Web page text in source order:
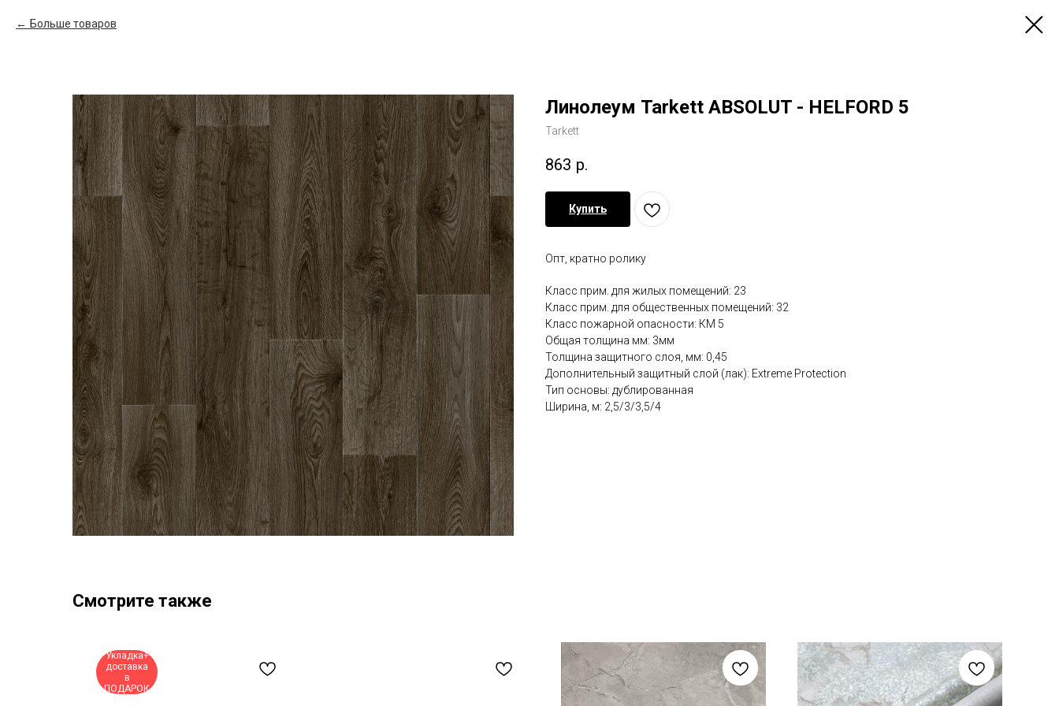
Больше товаров
Линолеум Tarkett ABSOLUT - HELFORD 5
Tarkett
863 р.
Купить
Опт, кратно ролику
Класс прим. для жилых помещений: 23
Класс прим. для общественных помещений: 32
Класс пожарной опасности: КМ 5
Общая толщина мм: 3мм
Толщина защитного слоя, мм: 0,45
Дополнительный защитный слой (лак): Extreme Protection
Тип основы: дублированная
Ширина, м: 2,5/3/3,5/4
Смотрите также
Укладка+
доставка
в
ПОДАРОК